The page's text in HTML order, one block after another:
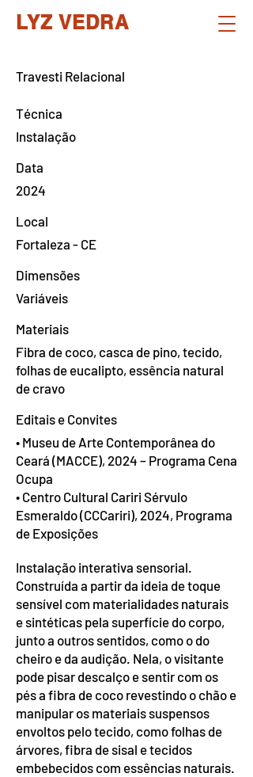
LYZ VEDRA
Travesti Relacional
Técnica
Instalação
Data
2024
Local
Fortaleza - CE
Dimensões
Variáveis
Materiais
Fibra de coco, casca de pino, tecido,
folhas de eucalipto, essência natural
de cravo
Editais e Convites
• Museu de Arte Contemporânea do
Ceará (MACCE), 2024 – Programa Cena
Ocupa
• Centro Cultural Cariri Sérvulo
Esmeraldo (CCCariri), 2024, Programa
de Exposições
Instalação interativa sensorial.
Construída a partir da ideia de toque
sensível com materialidades naturais
e sintéticas pela superfície do corpo,
junto a outros sentidos, como o do
cheiro e da audição. Nela, o visitante
pode pisar descalço e sentir com os
pés a fibra de coco revestindo o chão e
manipular os materiais suspensos
envoltos pelo tecido, como folhas de
árvores, fibra de sisal e tecidos
embebecidos com essências naturais.